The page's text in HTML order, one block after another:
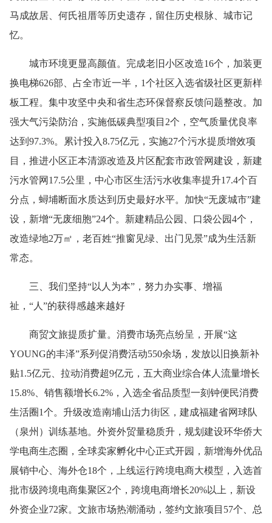
马成故居、何氏祖厝等历史遗存，留住历史根脉、城市记
忆。
城市环境更显高颜值。完成老旧小区改造16个，加装更
换电梯626部、占全市近一半，1个社区入选省级社区更新样
板工程。集中攻坚中央和省生态环保督察反馈问题整改。加
强大气污染防治，实施低碳典型项目2个，空气质量优良率
达到97.3%。累计投入8.75亿元，实施27个污水提质增效项
目，推进小区正本清源改造及片区配套市政管网建设，新建
污水管网17.5公里，中心市区生活污水收集率提升17.4个百
分点，蟳埔断面水质达到历史最好水平。加快“无废城市”建
设，新增“无废细胞”24个。新建精品公园、口袋公园4个，
改造绿地2万㎡，老百姓“推窗见绿、出门见景”成为生活新
常态。
三、我们坚持“以人为本”，努力办实事、增福
祉，“人”的获得感越来越好
商贸文旅提质扩量。消费市场亮点纷呈，开展“这
YOUNG的丰泽”系列促消费活动550余场，发放以旧换新补
贴1.5亿元、拉动消费超9亿元，五大商业综合体人流量增长
15.8%、销售额增长6.2%，入选全省品质型一刻钟便民消费
生活圈1个。升级改造南埔山活力街区，建成福建省网球队
（泉州）训练基地。外资外贸量稳质升，规划建设环华侨大
学电商生态圈，全球卖家孵化中心正式开园，新增海外优品
展销中心、海外仓18个，上线运行跨境电商大模型，入选首
批市级跨境电商集聚区2个，跨境电商增长20%以上，新设
外资企业72家。文旅市场热潮涌动，签约文旅项目57个、总